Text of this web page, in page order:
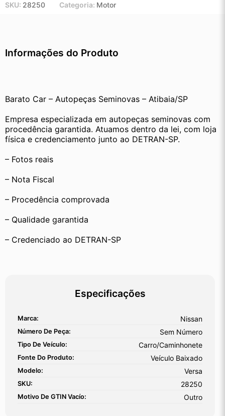
SKU: 28250 Categoria: Motor
Informações do Produto
Barato Car – Autopeças Seminovas – Atibaia/SP
Empresa especializada em autopeças seminovas com
procedência garantida. Atuamos dentro da lei, com loja
física e credenciamento junto ao DETRAN-SP.
– Fotos reais
– Nota Fiscal
– Procedência comprovada
– Qualidade garantida
– Credenciado ao DETRAN-SP
Especificações
Marca: Nissan
Número De Peça: Sem Número
Tipo De Veículo: Carro/Caminhonete
Fonte Do Produto: Veículo Baixado
Modelo: Versa
SKU: 28250
Motivo De GTIN Vacío: Outro